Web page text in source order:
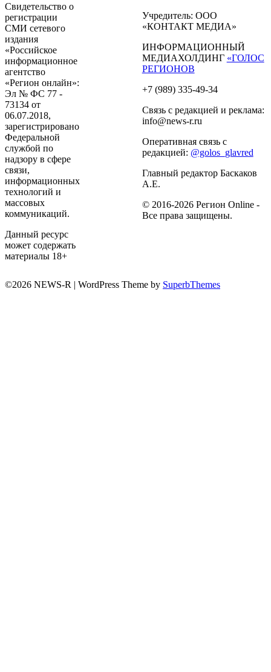
Свидетельство о
регистрации
СМИ сетевого
издания
«Российское
информационное
агентство
«Регион онлайн»:
Эл № ФС 77 -
73134 от
06.07.2018,
зарегистрировано
Федеральной
службой по
надзору в сфере
связи,
информационных
технологий и
массовых
коммуникаций.
Данный ресурс
может содержать
материалы 18+
Учредитель: ООО
«КОНТАКТ МЕДИА»
ИНФОРМАЦИОННЫЙ
МЕДИАХОЛДИНГ «ГОЛОС
РЕГИОНОВ
+7 (989) 335-49-34
Связь с редакцией и реклама:
info@news-r.ru
Оперативная связь с
редакцией: @golos_glavred
Главный редактор Баскаков
А.Е.
© 2016-2026 Регион Online -
Все права защищены.
©2026 NEWS-R | WordPress Theme by SuperbThemes